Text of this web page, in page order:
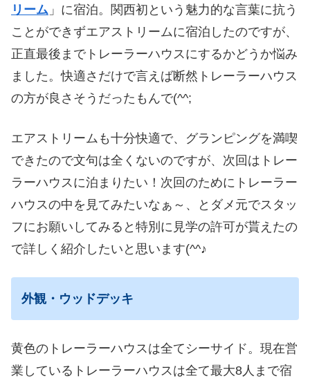
リーム 」に宿泊。関西初という魅力的な言葉に抗う
ことができずエアストリームに宿泊したのですが、
正直最後までトレーラーハウスにするかどうか悩み
ました。快適さだけで言えば断然トレーラーハウス
の方が良さそうだったもんで(^^;
エアストリームも十分快適で、グランピングを満喫
できたので文句は全くないのですが、次回はトレー
ラーハウスに泊まりたい！次回のためにトレーラー
ハウスの中を見てみたいなぁ～、とダメ元でスタッ
フにお願いしてみると特別に見学の許可が貰えたの
で詳しく紹介したいと思います(^^♪
外観・ウッドデッキ
黄色のトレーラーハウスは全てシーサイド。現在営
業しているトレーラーハウスは全て最大8人まで宿